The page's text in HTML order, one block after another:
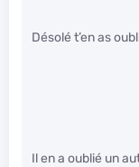
Désolé t’en as
Il en a oublié un